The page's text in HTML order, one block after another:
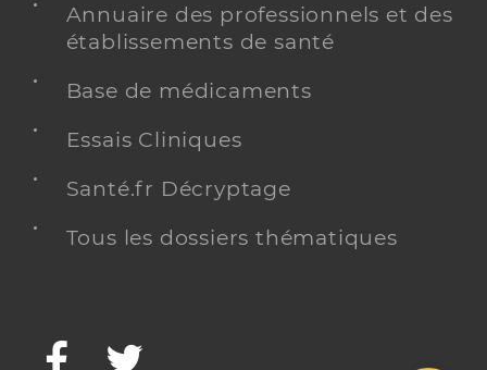
Annuaire des professionnels et des
établissements de santé
Base de médicaments
Essais Cliniques
Santé.fr Décryptage
Tous les dossiers thématiques
Facebook